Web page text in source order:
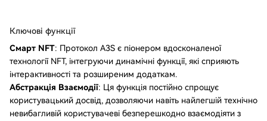
Ключові функції
Смарт NFT: Протокол A3S є піонером вдосконаленої
технології NFT, інтегруючи динамічні функції, які сприяють
інтерактивності та розширеним додаткам.
Абстракція Взаємодії: Ця функція постійно спрощує
користувацький досвід, дозволяючи навіть найлегшій технічно
невибагливій користувачеві безперешкодно взаємодіяти з